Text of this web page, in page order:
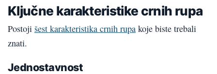
Ključne karakteristike crnih rupa
Postoji šest karakteristika crnih rupa koje biste trebali
znati.
Jednostavnost